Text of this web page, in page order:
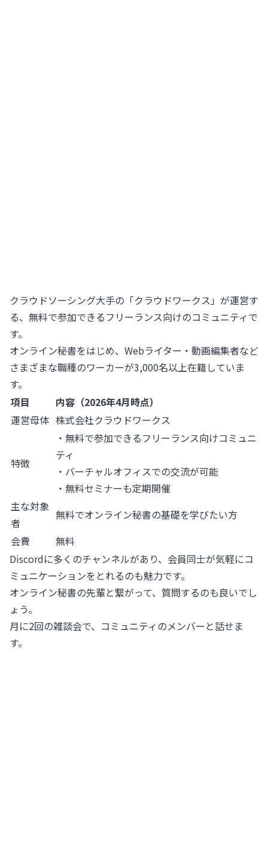
クラウドソーシング大手の「クラウドワークス」が運営す
る、無料で参加できるフリーランス向けのコミュニティで
す。
オンライン秘書をはじめ、Webライター・動画編集者など
さまざまな職種のワーカーが3,000名以上在籍していま
す。
項目
内容（2026年4月時点）
運営母体 株式会社クラウドワークス
特徴
・無料で参加できるフリーランス向けコミュニ
ティ
・バーチャルオフィスでの交流が可能
・無料セミナーも定期開催
主な対象
者
無料でオンライン秘書の基礎を学びたい方
会費
無料
Discordに多くのチャンネルがあり、会員同士が気軽にコ
ミュニケーションをとれるのも魅力です。
オンライン秘書の先輩と繋がって、質問するのも良いでし
ょう。
月に2回の雑談会で、コミュニティのメンバーと話せま
す。